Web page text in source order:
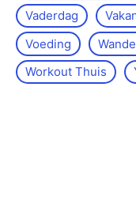
Vaderdag
Voeding
Workout Thuis